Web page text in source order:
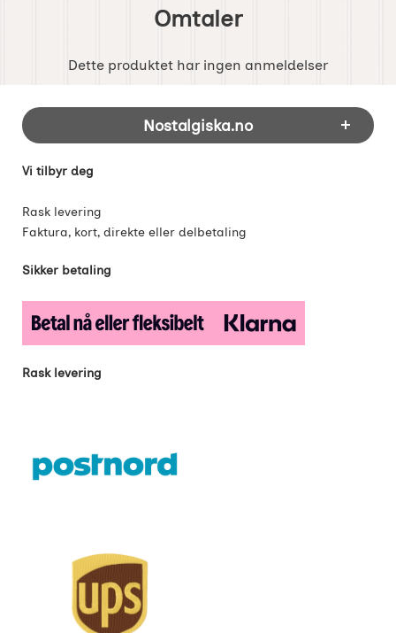
Omtaler
Dette produktet har ingen anmeldelser
Footer-innhold Blandet informasjon og
Nostalgiska.no
Vi tilbyr deg
Rask levering
Faktura, kort, direkte eller delbetaling
Sikker betaling
Rask levering